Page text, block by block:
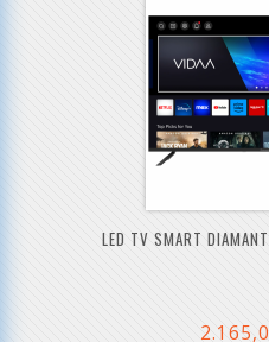
LED TV SMART